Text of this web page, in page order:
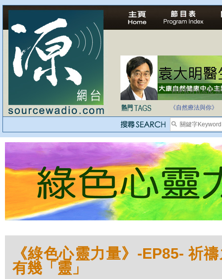
自家教育合法化-
《自然療法與你》
《綠色心靈力量》-EP85- 祈
有幾「靈」